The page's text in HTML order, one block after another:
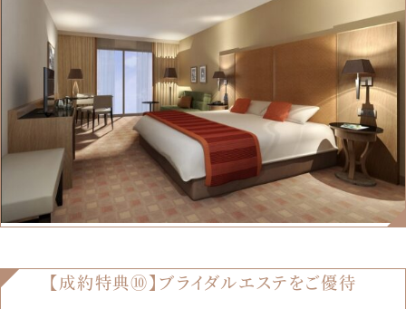
【成約特典⑩】ブライダルエステをご優待